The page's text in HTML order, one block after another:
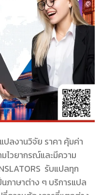
ปลงานวิจัย ราคา คุ้มค่า
มไวยากรณ์และมีความ
รับแปลทุก
นภาษาต่าง ๆ บริการแปล